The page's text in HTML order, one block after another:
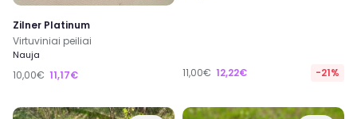
Zilner Platinum
Virtuviniai peiliai
Nauja
10,00€ 11,17€ 11,00€ 12,22€ -21%